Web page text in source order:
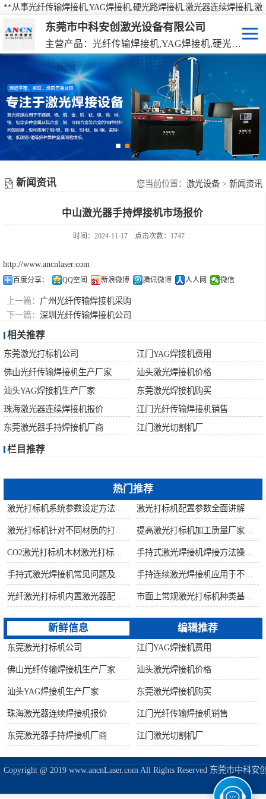
**从事光纤传输焊接机,YAG焊接机,硬光路焊接机,激光器连续焊接机,激
光焊接机,激光打标机,激光切割机等产品的研发、生产、销售
东莞市中科安创激光设备有限公司
主营产品：光纤传输焊接机,YAG焊接机,硬光路焊接机,激光器连续焊接机
新闻资讯 您当前位置： 激光设备 > 新闻资讯
中山激光器手持焊接机市场报价
时间：2024-11-17 点击次数：1747
http://www.ancnlaser.com
百度分享： QQ空间 新浪微博 腾讯微博 人人网 微信
上一篇： 广州光纤传输焊接机采购
下一篇： 深圳光纤传输焊接机公司
相关推荐
东莞激光打标机公司
江门YAG焊接机费用
佛山光纤传输焊接机生产厂家
汕头激光焊接机价格
汕头YAG焊接机生产厂家
东莞激光焊接机购买
珠海激光器连续焊接机报价
江门光纤传输焊接机销售
东莞激光器手持焊接机厂商
江门激光切割机厂
栏目推荐
热门推荐
激光打标机配置参数全面讲解
新鲜信息 编辑推荐
东莞激光打标机公司 江门YAG焊接机费用
佛山光纤传输焊接机生产厂家 汕头激光焊接机价格
汕头YAG焊接机生产厂家 东莞激光焊接机购买
珠海激光器连续焊接机报价 江门光纤传输焊接机销售
东莞激光器手持焊接机厂商 江门激光切割机厂
Copyright @ 2019 www.ancnLaser.com All Rights Reserved 东莞市中科
激光焊接机
激光打标机
激光切割机
YAG硬光路激光焊接机
光纤传输激光焊接机
光纤激光器连续焊接机
机械手激光焊接机
手持激光焊接机